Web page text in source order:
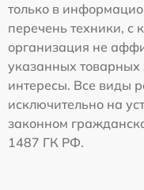
только в
перечень техники, с
организация не
указанных товарных
интересы. Все виды
исключительно на
законном
1487 ГК РФ.